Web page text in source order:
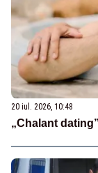
20 iul. 2026, 10:48
„Chalant